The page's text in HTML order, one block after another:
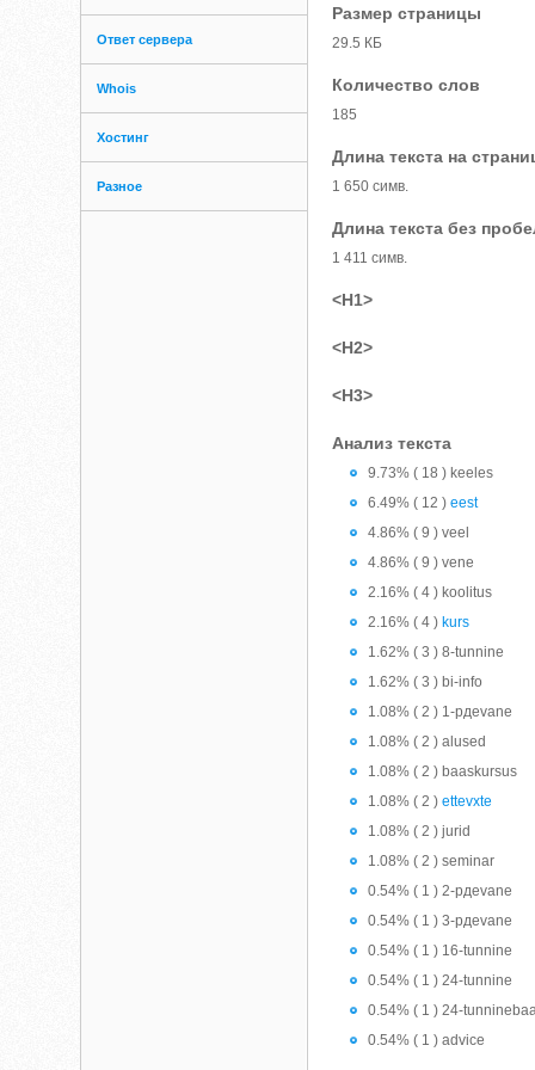
Ответ сервера
Whois
Хостинг
Разное
Размер страницы
29.5 КБ
Количество слов
185
Длина текста на
1 650 симв.
Длина текста без
1 411 симв.
<H1>
<H2>
<H3>
Анализ текста
9.73% ( 18 ) keeles
6.49% ( 12 )eest
4.86% ( 9 ) veel
4.86% ( 9 ) vene
2.16% ( 4 ) koolitus
2.16% ( 4 ) kurs
1.62% ( 3 ) 8-tunnine
1.62% ( 3 ) bi-info
1.08% ( 2 ) 1-pдevane
1.08% ( 2 ) alused
1.08% ( 2 ) baaskursus
1.08% ( 2 )ettevхte
1.08% ( 2 ) jurid
1.08% ( 2 ) seminar
0.54% ( 1 ) 2-pдevane
0.54% ( 1 ) 3-pдevane
0.54% ( 1 ) 16-tunnine
0.54% ( 1 ) 24-tunnine
0.54% ( 1 ) 24-
0.54% ( 1 ) advice